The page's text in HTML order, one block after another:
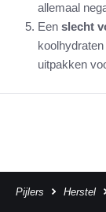
allemaal
Eenslecht
uitpakken
Pijlers Herstel